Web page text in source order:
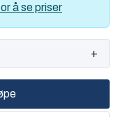
å se priser
+